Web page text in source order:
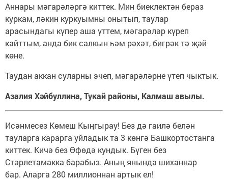
Аннары мәгарәләргә киттек. Мин биеклектән бераз
куркам, ләкин куркуымны онытып, таулар
арасындагы күпер аша үттем, мәгарәләр күреп
кайттым, анда бик салкын һәм рәхәт, бигрәк тә җәй
көне.
Таудан аккан суларны эчеп, мәгарәләрне үтеп чыктык.
Азалия Хәйбуллина, Тукай районы, Калмаш авылы.
Исәнмесез Көмеш Кыңгырау! Без дә гаилә белән
тауларга карарга уйладык та 3 көнгә Башкортостанга
киттек. Кичә без Өфөдә кундык. Бүген без
Стәрлетамакка барабыз. Аның янында шиханнар
бар. Аларга 280 миллионнан артык ел!